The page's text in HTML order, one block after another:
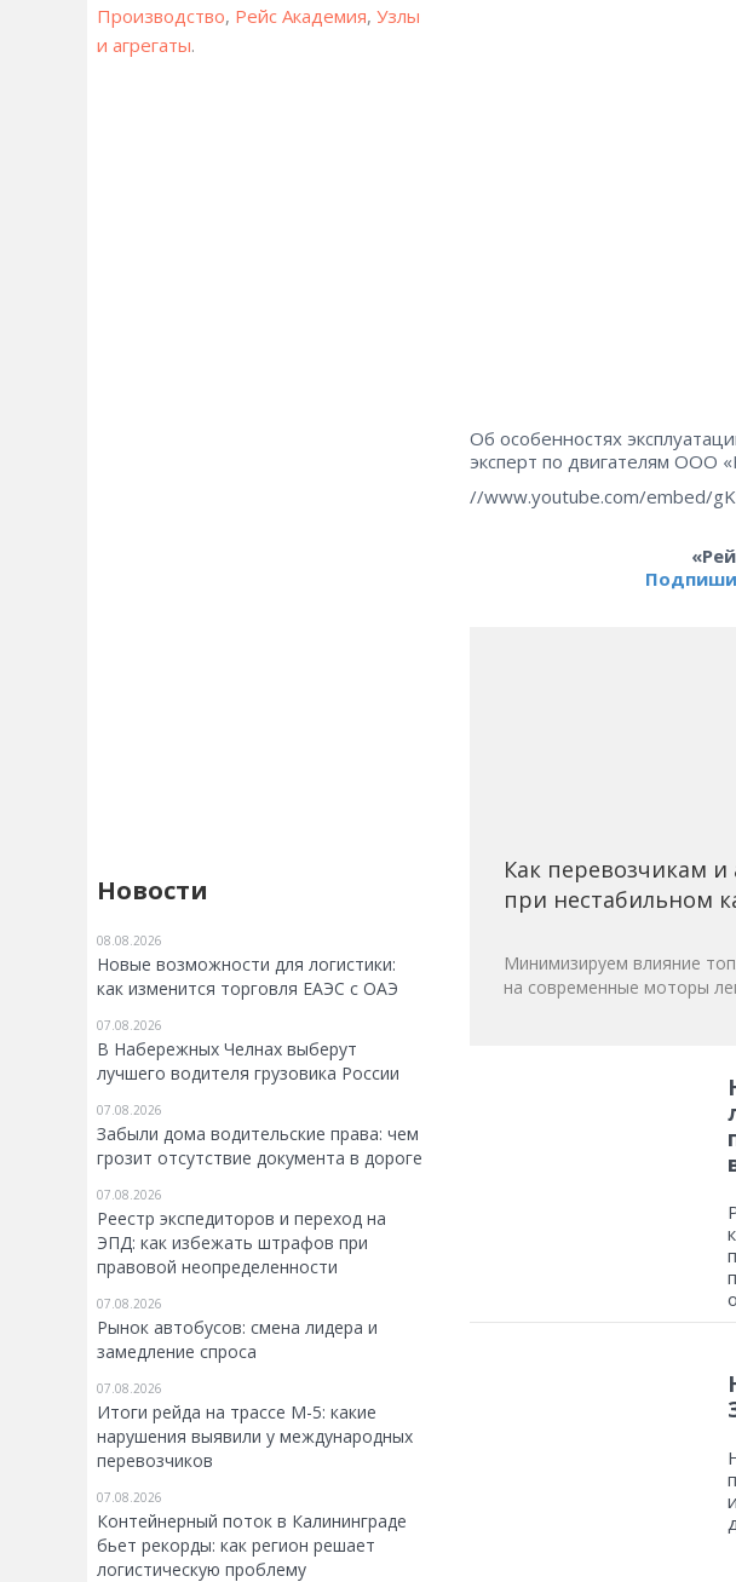
Производство, Рейс Академия, Узлы
и агрегаты.
Новости
08.08.2026
Новые возможности для логистики:
как изменится торговля ЕАЭС с ОАЭ
07.08.2026
В Набережных Челнах выберут
лучшего водителя грузовика России
07.08.2026
Забыли дома водительские права: чем
грозит отсутствие документа в дороге
07.08.2026
Реестр экспедиторов и переход на
ЭПД: как избежать штрафов при
правовой неопределенности
07.08.2026
Рынок автобусов: смена лидера и
замедление спроса
07.08.2026
Итоги рейда на трассе М-5: какие
нарушения выявили у международных
перевозчиков
07.08.2026
Контейнерный поток в Калининграде
бьет рекорды: как регион решает
логистическую проблему
Об особенностях
эксперт по двигателям ООО
//www.youtube.com/embed/
Как перевозчикам
при нестабильном
Минимизируем влияние
на современные моторы